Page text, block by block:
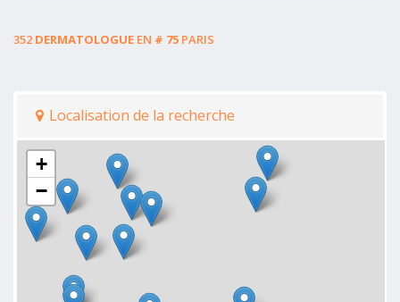
352 DERMATOLOGUE EN # 75 PARIS
Localisation de la recherche
+
−